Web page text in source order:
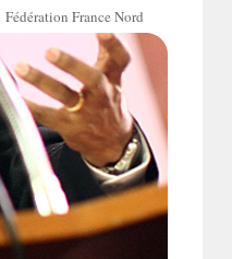
Fédération France Nord